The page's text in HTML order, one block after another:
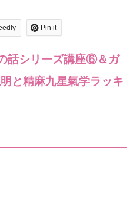
Pin it
話シリーズ講座⑥＆ガ
と精麻九星氣学ラッキ